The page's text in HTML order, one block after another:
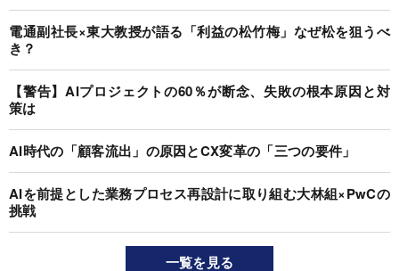
電通副社長×東大教授が語る「利益の松竹梅」なぜ松を狙うべ
き？
【警告】AIプロジェクトの60％が断念、失敗の根本原因と対
策は
AI時代の「顧客流出」の原因とCX変革の「三つの要件」
AIを前提とした業務プロセス再設計に取り組む大林組×PwCの
挑戦
一覧を見る